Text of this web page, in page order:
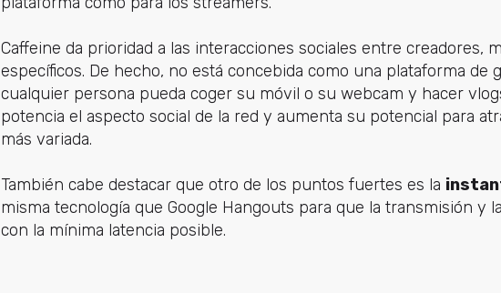
Caffeine da prioridad a las interacciones sociales entre creadores,
específicos. De hecho, no está concebida como una plataforma de
cualquier persona pueda coger su móvil o su webcam y hacer
potencia el aspecto social de la red y aumenta su potencial para
más variada.
También cabe destacar que otro de los puntos fuertes es la
misma tecnología que Google Hangouts para que la transmisión y
con la mínima latencia posible.